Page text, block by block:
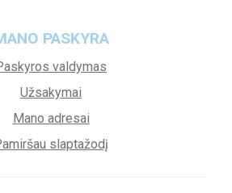
PASKYRA
valdymas
Užsakymai
Mano adresai
slaptažodį